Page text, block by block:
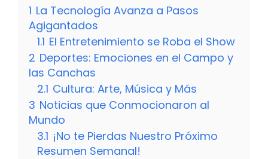
1 La Tecnología Avanza a Pasos
Agigantados
1.1 El Entretenimiento se Roba el Show
2 Deportes: Emociones en el Campo y
las Canchas
2.1 Cultura: Arte, Música y Más
3 Noticias que Conmocionaron al
Mundo
3.1 ¡No te Pierdas Nuestro Próximo
Resumen Semanal!